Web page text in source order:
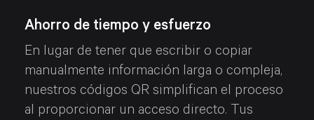
Ahorro de tiempo y esfuerzo
En lugar de tener que escribir o copiar
manualmente información larga o compleja,
nuestros códigos QR simplifican el proceso
al proporcionar un acceso directo. Tus